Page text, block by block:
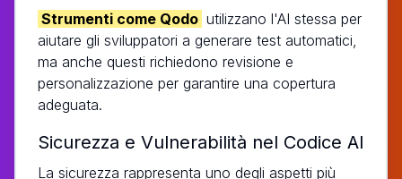
Strumenti come Qodo utilizzano l'AI stessa per
aiutare gli sviluppatori a generare test automatici,
ma anche questi richiedono revisione e
personalizzazione per garantire una copertura
adeguata.
Sicurezza e Vulnerabilità nel Codice AI
La sicurezza rappresenta uno degli aspetti più